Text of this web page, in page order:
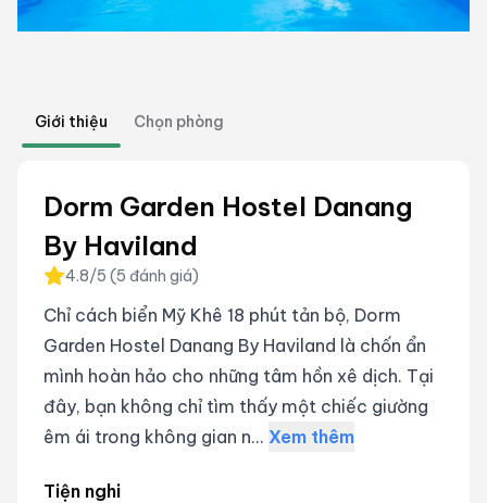
Giới thiệu Chọn phòng
Dorm Garden Hostel Danang
By Haviland
4.8/5 (5 đánh giá)
Chỉ cách biển Mỹ Khê 18 phút tản bộ, Dorm
Garden Hostel Danang By Haviland là chốn ẩn
mình hoàn hảo cho những tâm hồn xê dịch. Tại
đây, bạn không chỉ tìm thấy một chiếc giường
êm ái trong không gian n... Xem thêm
Tiện nghi